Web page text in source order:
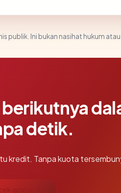
publik. Ini bukan nasihat hukum atau
detik.
kredit. Tanpa kuota
gratis →